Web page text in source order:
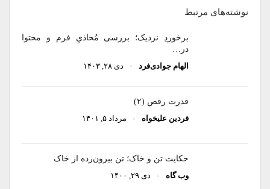
نوشته‌های مرتبط
برخوردِ نزدیک؛ بررسی مُحاذیِ فرم و محتوا
در…
الهام جوادی‌فرد
دی ۲۸, ۱۴۰۳
قدرت رقص (۲)
فردین علیخواه
مرداد ۵, ۱۴۰۱
حکایت تن و خاک؛ تن بیرون‌زده از خاک
وب گاه
دی ۲۹, ۱۴۰۰